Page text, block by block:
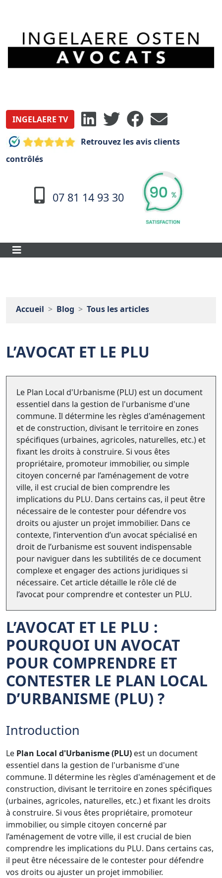
INGELAERE TV
Retrouvez les avis clients
contrôlés
07 81 14 93 30
Accueil Blog Tous les articles
L’AVOCAT ET LE PLU
Le Plan Local d'Urbanisme (PLU) est un document
essentiel dans la gestion de l'urbanisme d'une
commune. Il détermine les règles d'aménagement
et de construction, divisant le territoire en zones
spécifiques (urbaines, agricoles, naturelles, etc.) et
fixant les droits à construire. Si vous êtes
propriétaire, promoteur immobilier, ou simple
citoyen concerné par l’aménagement de votre
ville, il est crucial de bien comprendre les
implications du PLU. Dans certains cas, il peut être
nécessaire de le contester pour défendre vos
droits ou ajuster un projet immobilier. Dans ce
contexte, l’intervention d’un avocat spécialisé en
droit de l’urbanisme est souvent indispensable
pour naviguer dans les subtilités de ce document
complexe et engager des actions juridiques si
nécessaire. Cet article détaille le rôle clé de
l’avocat pour comprendre et contester un PLU.
L’AVOCAT ET LE PLU :
POURQUOI UN AVOCAT
POUR COMPRENDRE ET
CONTESTER LE PLAN LOCAL
D’URBANISME (PLU) ?
Introduction
Le Plan Local d'Urbanisme (PLU) est un document
essentiel dans la gestion de l'urbanisme d'une
commune. Il détermine les règles d'aménagement et de
construction, divisant le territoire en zones spécifiques
(urbaines, agricoles, naturelles, etc.) et fixant les droits
à construire. Si vous êtes propriétaire, promoteur
immobilier, ou simple citoyen concerné par
l’aménagement de votre ville, il est crucial de bien
comprendre les implications du PLU. Dans certains cas,
il peut être nécessaire de le contester pour défendre
vos droits ou ajuster un projet immobilier.